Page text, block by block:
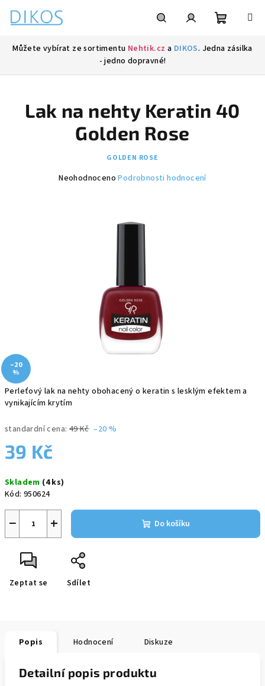
obsah
Můžete vybírat ze sortimentu Nehtik.cz a DIKOS. Jedna zásilka
- jedno dopravné!
Perleťový lak na nehty obohacený o keratin s lesklým efektem a
vynikajícím krytím
standardní cena: 49 Kč –20 %
39 Kč
cena:
Skladem (4 ks)
Kód: 950624
+
− Do košíku
Zeptat se Sdílet
Lak na nehty Keratin 40
Golden Rose
GOLDEN ROSE
Průměrné
Neohodnoceno Podrobnosti hodnocení
–20
%
Popis Hodnocení Diskuze
Detailní popis produktu